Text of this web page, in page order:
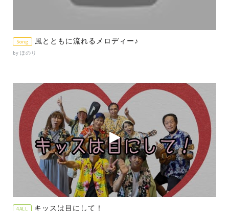
Song 風とともに流れるメロディー♪
by ほのり
4ALL キッスは目にして！